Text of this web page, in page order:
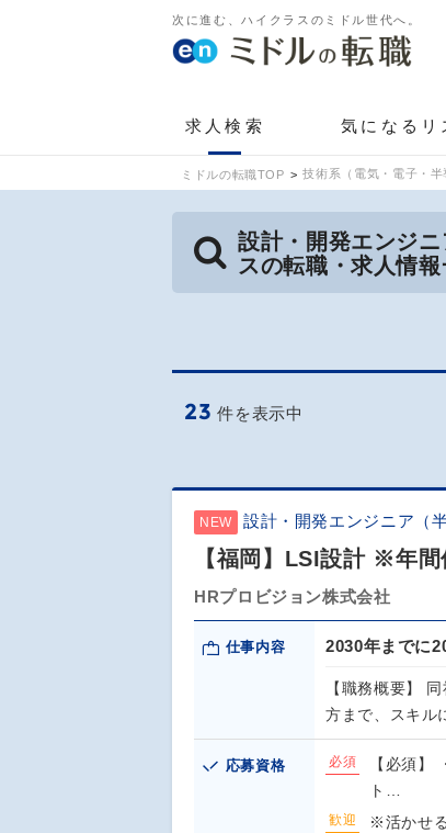
次に進む、ハイクラスのミドル世代へ。
求人検索 気になるリ
ミドルの転職TOP 技術系（電気・電子・半
設計・開発エンジ
スの転職・求人情報
23 件を表示中
NEW 設計・開発エンジニア（半
【福岡】LSI設計 ※年
HRプロビジョン株式会社
仕事内容 2030年までに
【職務概要】
方まで、スキル
応募資格 必須
【必須】
ト…
歓迎 ※活かせ